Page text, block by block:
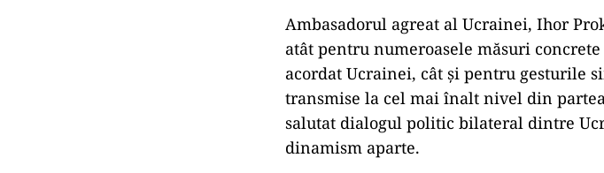
Ambasadorul agreat al Ucrainei, Ihor
atât pentru numeroasele măsuri
acordat Ucrainei, cât şi pentru gesturile
transmise la cel mai înalt nivel din
salutat dialogul politic bilateral dintre
dinamism aparte.